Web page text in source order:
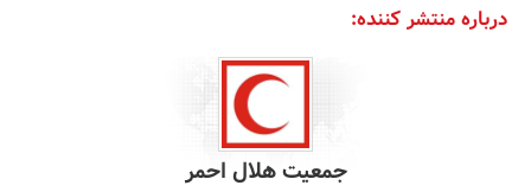
درباره منتشر کننده:
جمعیت هلال احمر